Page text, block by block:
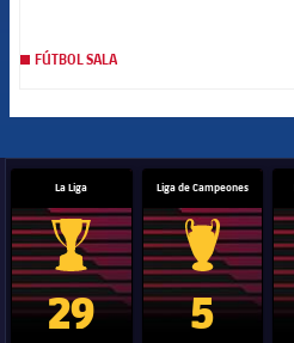
FÚTBOL SALA
La Liga
Trofeo de La Liga
29
Liga de Campeones
Trofeo de la
5